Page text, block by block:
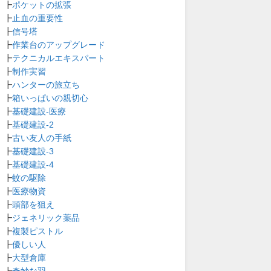
┣ポケットの拡張
┣ 止血の重要性
┣信号塔
┣作業台のアップグレード
┣テクニカルエキスパート
┣制作実習
┣ハンターの旅立ち
┣箱いっぱいの親切心
┣基礎建設-医療
┣基礎建設-2
┣古い友人の手紙
┣基礎建設-3
┣基礎建設-4
┣蚊の駆除
┣ 医療物資
┣頭部を狙え
┣ジェネリック薬品
┣複製ピストル
┣優しい人
┣大型倉庫